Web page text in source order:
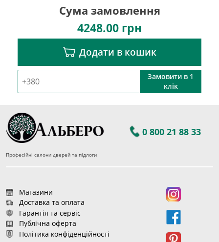
Сума замовлення
4248.00 грн
Додати в кошик
Замовити в 1
клік
0 800 21 88 33
Професійні салони дверей та підлоги
Магазини
Доставка та оплата
Гарантія та сервіс
Публічна оферта
Політика конфіденційності